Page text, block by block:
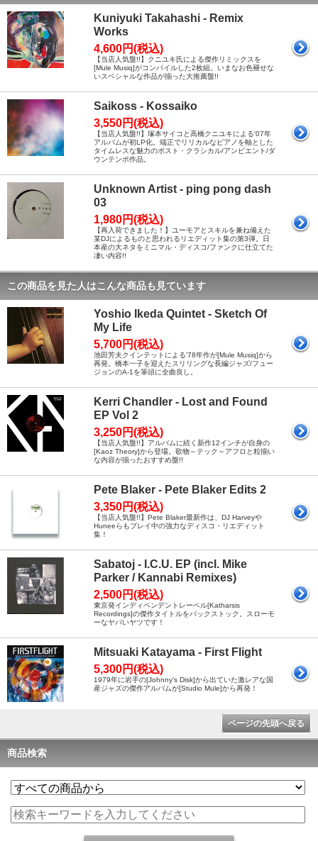
Kuniyuki Takahashi - Remix
Works
4,600円(税込)
【当店人気盤!!】クニユキ氏による傑作リミックスを
[Mule Musiq]がコンパイルした2枚組。いまなお色褪せな
いスペシャルな作品が揃った大推薦盤!!
Saikoss - Kossaiko
3,550円(税込)
【当店人気盤!!】塚本サイコと高橋クニユキによる'07年
アルバムが初LP化。端正でリリカルなピアノを軸とした
タイムレスな魅力のポスト・クラシカル/アンビエント/ダ
ウンテンポ作品。
Unknown Artist - ping pong dash
03
1,980円(税込)
【再入荷できました！】ユーモアとスキルを兼ね備えた
某DJによるものと思われるリエディット集の第3弾。日
本産の大ネタをミニマル・ディスコ/ファンクに仕立てた
凄い内容!!
この商品を見た人はこんな商品も見ています
Yoshio Ikeda Quintet - Sketch Of
My Life
5,700円(税込)
池田芳夫クインテットによる'78年作が[Mule Musiq]から
再発。橋本一子を迎えたスリリングな長編ジャズ/フュー
ジョンのA-1を筆頭に全曲良し。
Kerri Chandler - Lost and Found
EP Vol 2
3,250円(税込)
【当店人気盤!!】アルバムに続く新作12インチが自身の
[Kaoz Theory]から登場。歌物～テック～アフロと粒揃い
な内容が揃ったおすすめ盤!!
Pete Blaker - Pete Blaker Edits 2
3,350円(税込)
【当店人気盤!!】Pete Blaker最新作は、DJ Harveyや
Huneeらもプレイ中の強力なディスコ・リエディット
集！
Sabatoj - I.C.U. EP (incl. Mike
Parker / Kannabi Remixes)
2,500円(税込)
東京発インディペンデントレーベル[Katharsis
Recordings]の傑作タイトルをバックストック。スローモ
ーなヤバいヤツです！
Mitsuaki Katayama - First Flight
5,300円(税込)
1979年に岩手の[Johnny's Disk]から出ていた激レアな国
産ジャズの傑作アルバムが[Studio Mule]から再発！
ページの先頭へ戻る
商品検索